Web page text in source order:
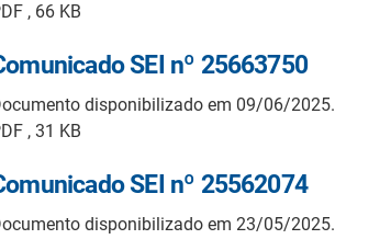
, 66 KB
SEI nº 25663750
disponibilizado em 09/06/2025.
, 31 KB
SEI nº 25562074
disponibilizado em 23/05/2025.